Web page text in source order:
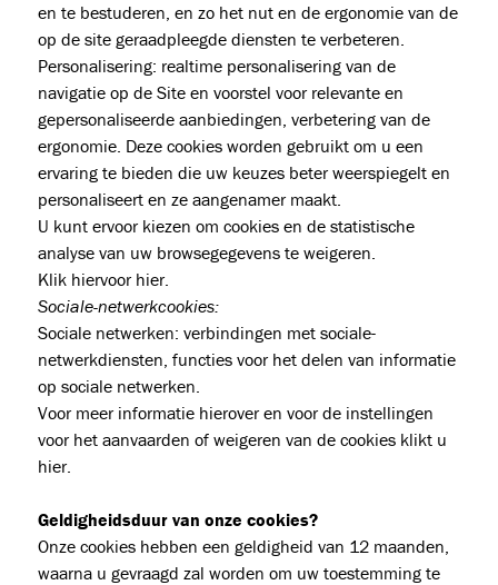
en te bestuderen, en zo het nut en de ergonomie van de
op de site geraadpleegde diensten te verbeteren.
Personalisering: realtime personalisering van de
navigatie op de Site en voorstel voor relevante en
gepersonaliseerde aanbiedingen, verbetering van de
ergonomie. Deze cookies worden gebruikt om u een
ervaring te bieden die uw keuzes beter weerspiegelt en
personaliseert en ze aangenamer maakt.
U kunt ervoor kiezen om cookies en de statistische
analyse van uw browsegegevens te weigeren.
Klik hiervoor hier.
Sociale-netwerkcookies:
Sociale netwerken: verbindingen met sociale-
netwerkdiensten, functies voor het delen van informatie
op sociale netwerken.
Voor meer informatie hierover en voor de instellingen
voor het aanvaarden of weigeren van de cookies klikt u
hier.
Geldigheidsduur van onze cookies?
Onze cookies hebben een geldigheid van 12 maanden,
waarna u gevraagd zal worden om uw toestemming te